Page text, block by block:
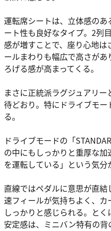
運転席シートは、立体感の
ート性も良好なタイプ。2列
感が増すことで、座り心地
ールまわりも幅広で高さが
ろげる感が高まってくる。
まさに正統派ラグジュアリ
待どおり。特にドライブモ
る。
ドライブモードの「
の中にもしっかりと重厚な
を運転している」という気分
直線ではペダルに意思が直
速フィールが気持ちよく、
しっかりと感じられる。と
安定感は、ミニバン特有の背